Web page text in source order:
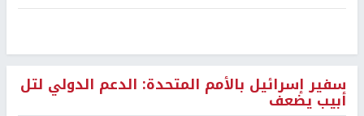
سفير إسرائيل بالأمم المتحدة: الدعم الدولي لتل
أبيب يضعف